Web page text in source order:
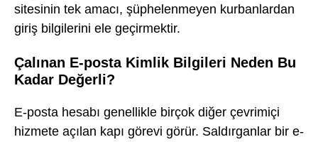
sitesinin tek amacı, şüphelenmeyen kurbanlardan
giriş bilgilerini ele geçirmektir.
Çalınan E-posta Kimlik Bilgileri Neden Bu
Kadar Değerli?
E-posta hesabı genellikle birçok diğer çevrimiçi
hizmete açılan kapı görevi görür. Saldırganlar bir e-